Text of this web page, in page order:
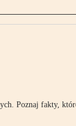
Poznaj fakty,